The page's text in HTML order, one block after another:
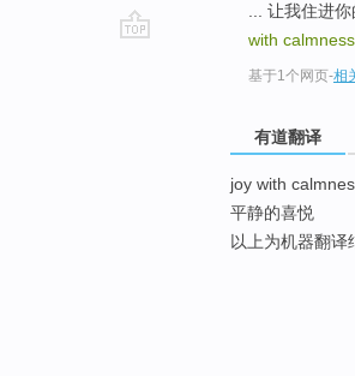
... 让我住进
with calmness
基于1个网页-相
有道翻译
joy with
平静的喜悦
以上为机器翻译